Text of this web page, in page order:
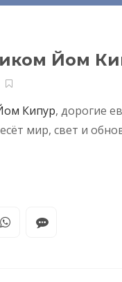
Йом
Кипур, дорогие
мир, свет и